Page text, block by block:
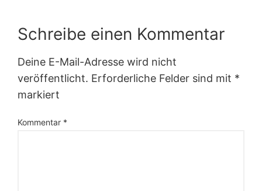
Schreibe einen Kommentar
Deine E-Mail-Adresse wird nicht
veröffentlicht. Erforderliche Felder sind mit *
markiert
Kommentar *